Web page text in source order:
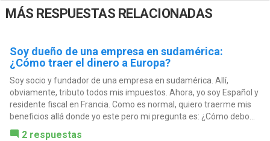
MÁS RESPUESTAS RELACIONADAS
Soy dueño de una empresa en sudamérica:
¿Cómo traer el dinero a Europa?
Soy socio y fundador de una empresa en sudamérica. Allí,
obviamente, tributo todos mis impuestos. Ahora, yo soy Español y
residente fiscal en Francia. Como es normal, quiero traerme mis
beneficios allá donde yo este pero mi pregunta es: ¿Cómo debo...
2 respuestas